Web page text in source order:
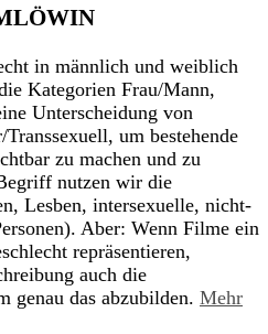
in männlich und weiblich
Kategorien Frau/Mann,
Unterscheidung von
um bestehende
zu machen und zu
nutzen wir die
Lesben, intersexuelle, nicht-
Aber: Wenn Filme ein
repräsentieren,
auch die
genau das abzubilden. Mehr